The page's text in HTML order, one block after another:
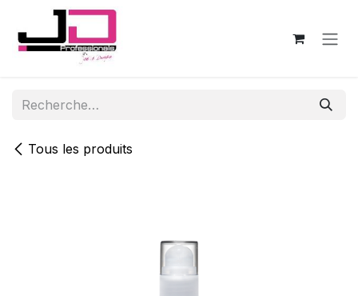
Se rendre au contenu
Tous les produits